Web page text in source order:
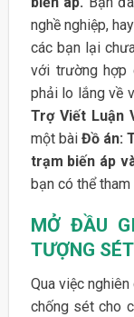
nghề nghiệp,
các bạn lại
với trường hợp
phải lo lắng về
Trợ Viết Luận
một bàiĐồ án:
trạm biến áp
bạn có thể
MỞ ĐẦU
TƯỢNG
Qua việc
chống sét cho